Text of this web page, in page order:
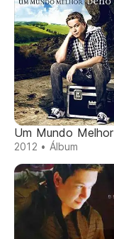
Um Mundo Melhor
2012 • Álbum